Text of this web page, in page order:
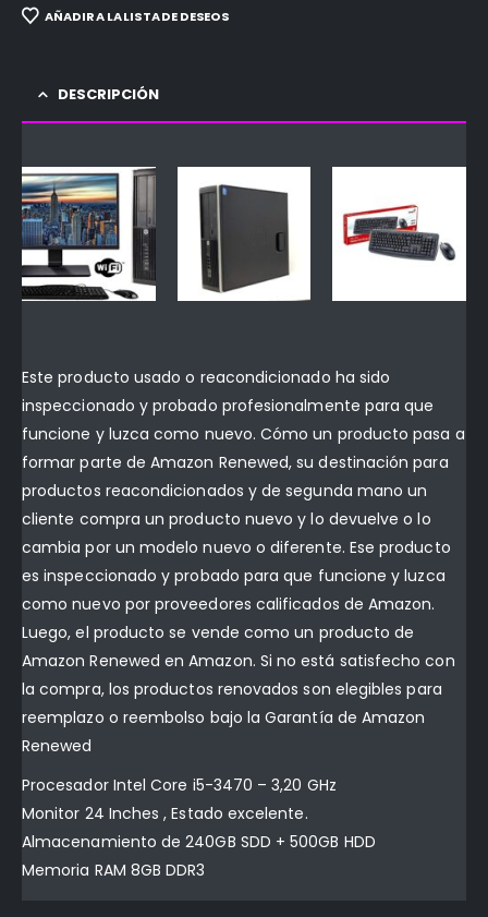
AÑADIR A LA LISTA DE DESEOS
DESCRIPCIÓN
Este producto usado o reacondicionado ha sido
inspeccionado y probado profesionalmente para que
funcione y luzca como nuevo. Cómo un producto pasa a
formar parte de Amazon Renewed, su destinación para
productos reacondicionados y de segunda mano un
cliente compra un producto nuevo y lo devuelve o lo
cambia por un modelo nuevo o diferente. Ese producto
es inspeccionado y probado para que funcione y luzca
como nuevo por proveedores calificados de Amazon.
Luego, el producto se vende como un producto de
Amazon Renewed en Amazon. Si no está satisfecho con
la compra, los productos renovados son elegibles para
reemplazo o reembolso bajo la Garantía de Amazon
Renewed
Procesador Intel Core i5-3470 – 3,20 GHz
Monitor 24 Inches , Estado excelente.
Almacenamiento de 240GB SDD + 500GB HDD
Memoria RAM 8GB DDR3